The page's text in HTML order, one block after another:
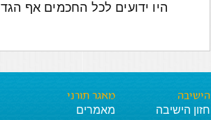
היו ידועים לכל החכמים אף
הישיבה
חזון הישיבה
מאגר תורני
מאמרים